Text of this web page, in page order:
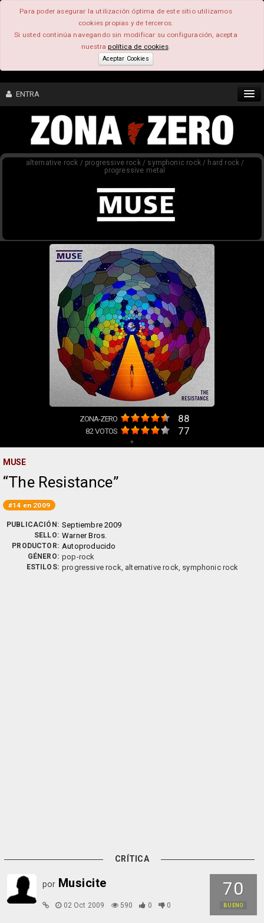
Para poder asegurar la utilización óptima de este sitio utilizamos
cookies propias y de terceros.
Si usted continúa navegando sin modificar su configuración, acepta
nuestrapolítica de cookies.
Aceptar Cookies
ENTRA
CONTENIDO
alternative rock / progressive rock / symphonic rock / hard rock /
progressive metal
ZONA-ZERO 88
82VOTOS 77
+
MUSE
The Resistance
#14 en 2009
PUBLICACIÓN: Septiembre 2009
SELLO: Warner Bros.
PRODUCTOR: Autoproducido
GÉNERO: pop-rock
ESTILOS: progressive rock, alternative rock, symphonic rock
CRÍTICA
70
BUENO
por Musicite
02 Oct 2009 590 0 0